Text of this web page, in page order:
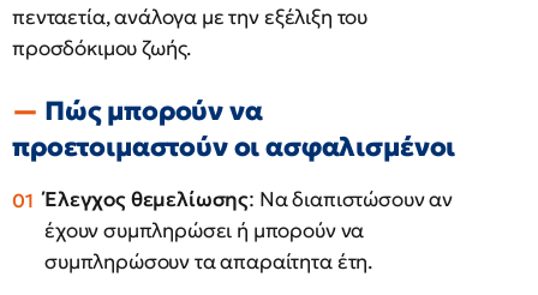
πενταετία, ανάλογα με την εξέλιξη του
προσδόκιμου ζωής.
Πώς μπορούν να
προετοιμαστούν οι ασφαλισμένοι
Έλεγχος θεμελίωσης: Να διαπιστώσουν αν
έχουν συμπληρώσει ή μπορούν να
συμπληρώσουν τα απαραίτητα έτη.